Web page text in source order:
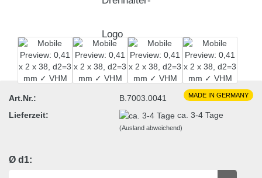
MADE IN GERMANY
Art.Nr.:
B.7003.0041
Lieferzeit:
ca. 3-4 Tage
(Ausland abweichend)
Ø d1: